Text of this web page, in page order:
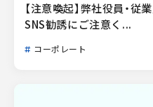
【注意喚起】弊社役員・
SNS勧誘にご注意く...
コーポレート